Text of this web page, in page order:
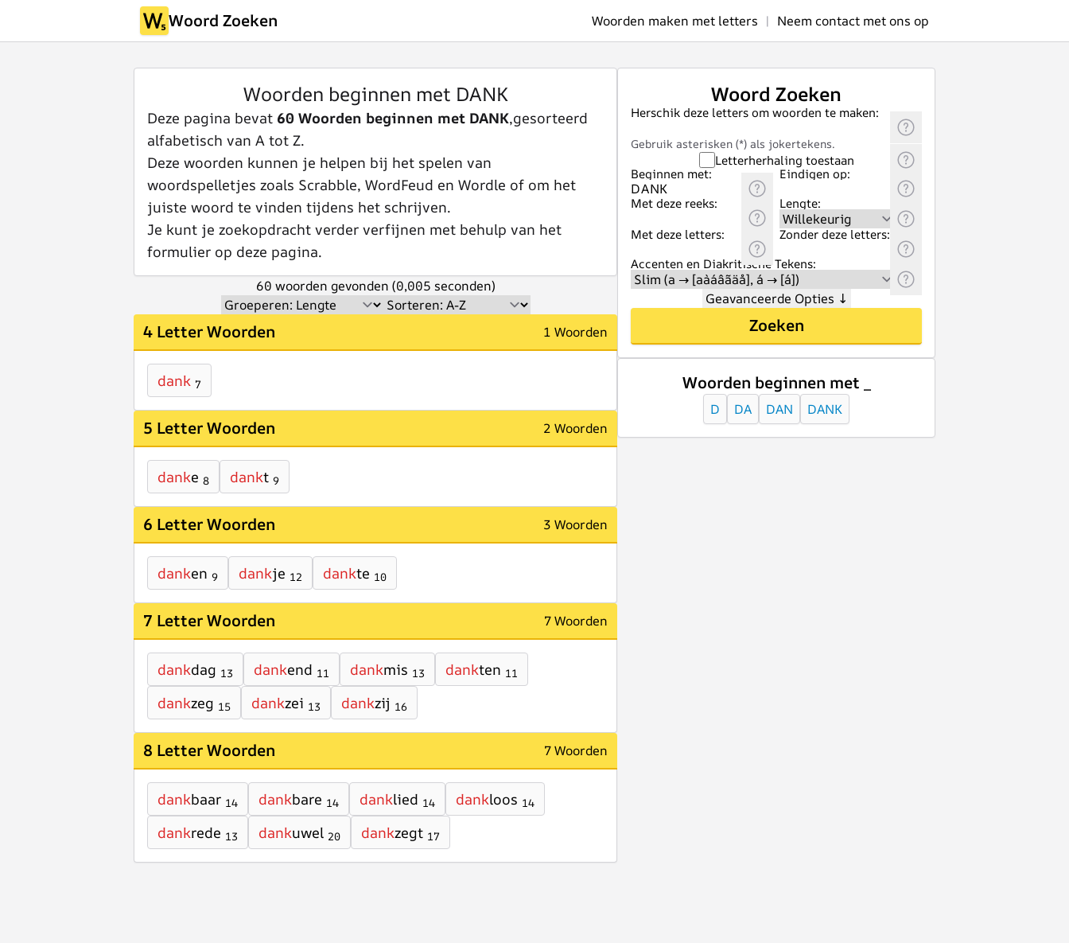
Woord Zoeken Woorden maken met letters | Neem contact met ons op
Woorden beginnen met DANK
Deze pagina bevat 60 Woorden beginnen met DANK,gesorteerd
alfabetisch van A tot Z.
Deze woorden kunnen je helpen bij het spelen van
woordspelletjes zoals Scrabble, WordFeud en Wordle of om het
juiste woord te vinden tijdens het schrijven.
Je kunt je zoekopdracht verder verfijnen met behulp van het
formulier op deze pagina.
60 woorden gevonden (0,005 seconden)
4 Letter Woorden 1 Woorden
dank 7
5 Letter Woorden 2 Woorden
danke 8 dankt 9
6 Letter Woorden 3 Woorden
danken 9 dankje 12 dankte 10
7 Letter Woorden 7 Woorden
dankdag 13 dankend 11 dankmis 13 dankten 11
dankzeg 15 dankzei 13 dankzij 16
8 Letter Woorden 7 Woorden
dankbaar 14 dankbare 14 danklied 14 dankloos 14
dankrede 13 dankuwel 20 dankzegt 17
Woord Zoeken
Herschik deze letters om woorden te maken:
Gebruik asterisken (*) als jokertekens.
Letterherhaling toestaan
Beginnen met:
Eindigen op:
Met deze reeks:
Lengte:
Met deze letters:
Zonder deze letters:
Accenten en Diakritische Tekens:
Geavanceerde Opties ↓
Zoeken
Woorden beginnen met _
D DA DAN DANK